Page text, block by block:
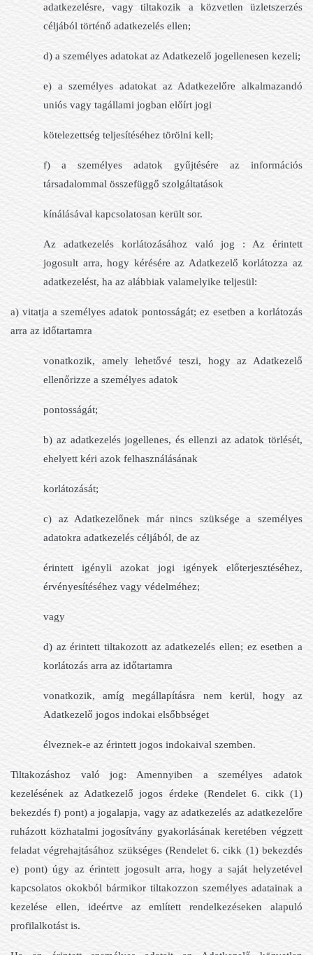
adatkezelésre, vagy tiltakozik a közvetlen üzletszerzés
céljából történő adatkezelés ellen;
d) a személyes adatokat az Adatkezelő jogellenesen kezeli;
e) a személyes adatokat az Adatkezelőre alkalmazandó
uniós vagy tagállami jogban előírt jogi
kötelezettség teljesítéséhez törölni kell;
f) a személyes adatok gyűjtésére az információs
társadalommal összefüggő szolgáltatások
kínálásával kapcsolatosan került sor.
Az adatkezelés korlátozásához való jog : Az érintett
jogosult arra, hogy kérésére az Adatkezelő korlátozza az
adatkezelést, ha az alábbiak valamelyike teljesül:
a) vitatja a személyes adatok pontosságát; ez esetben a korlátozás
arra az időtartamra
vonatkozik, amely lehetővé teszi, hogy az Adatkezelő
ellenőrizze a személyes adatok
pontosságát;
b) az adatkezelés jogellenes, és ellenzi az adatok törlését,
ehelyett kéri azok felhasználásának
korlátozását;
c) az Adatkezelőnek már nincs szüksége a személyes
adatokra adatkezelés céljából, de az
érintett igényli azokat jogi igények előterjesztéséhez,
érvényesítéséhez vagy védelméhez;
vagy
d) az érintett tiltakozott az adatkezelés ellen; ez esetben a
korlátozás arra az időtartamra
vonatkozik, amíg megállapításra nem kerül, hogy az
Adatkezelő jogos indokai elsőbbséget
élveznek-e az érintett jogos indokaival szemben.
Tiltakozáshoz való jog: Amennyiben a személyes adatok
kezelésének az Adatkezelő jogos érdeke (Rendelet 6. cikk (1)
bekezdés f) pont) a jogalapja, vagy az adatkezelés az adatkezelőre
ruházott közhatalmi jogosítvány gyakorlásának keretében végzett
feladat végrehajtásához szükséges (Rendelet 6. cikk (1) bekezdés
e) pont) úgy az érintett jogosult arra, hogy a saját helyzetével
kapcsolatos okokból bármikor tiltakozzon személyes adatainak a
kezelése ellen, ideértve az említett rendelkezéseken alapuló
profilalkotást is.